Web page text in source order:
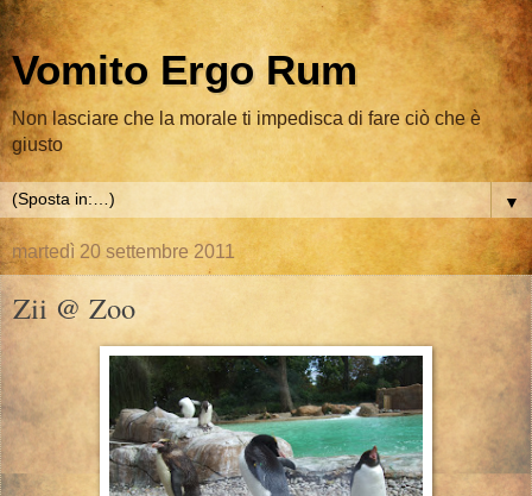
Vomito Ergo Rum
Non lasciare che la morale ti impedisca di fare ciò che è
giusto
▼
martedì 20 settembre 2011
Zii @ Zoo